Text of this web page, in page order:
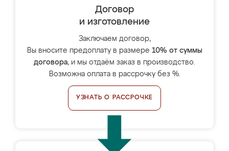
Договор
и изготовление
Заключаем договор,
Вы вносите предоплату в размере 10% от суммы
договора, и мы отдаём заказ в производство.
Возможна оплата в рассрочку без %.
УЗНАТЬ О РАССРОЧКЕ